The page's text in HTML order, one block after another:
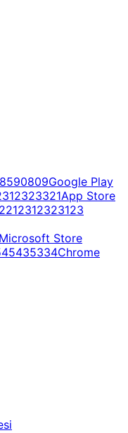
Google Play
App Store
Microsoft Store
Chrome